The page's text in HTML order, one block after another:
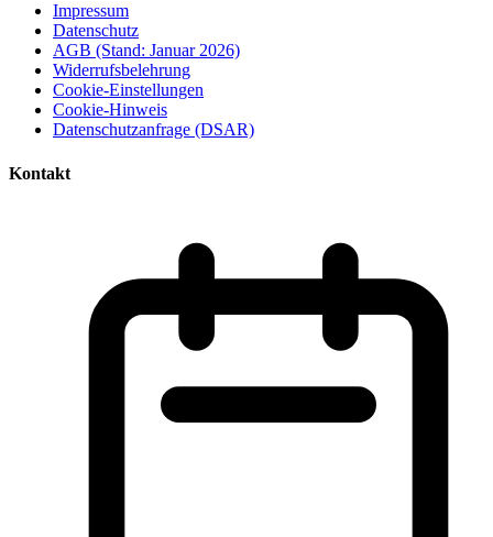
Impressum
Datenschutz
AGB (Stand: Januar 2026)
Widerrufsbelehrung
Cookie-Einstellungen
Cookie-Hinweis
Datenschutzanfrage (DSAR)
Kontakt